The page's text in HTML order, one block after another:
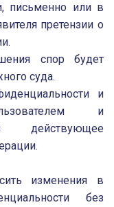
письменно или в
претензии о
спор будет
суда.
и
и
действующее
изменения в
без